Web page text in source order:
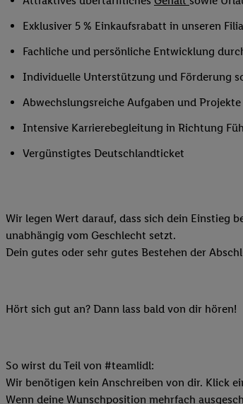
Exklusiver 5 % Einkaufsrabatt in unseren
Fachliche und persönliche Entwicklung
Individuelle Unterstützung und Förderung
Abwechslungsreiche Aufgaben und Projekte
Intensive Karrierebegleitung in Richtung
Vergünstigtes Deutschlandticket
Wir legen Wert darauf, dass sich dein Einstieg
unabhängig vom Geschlecht setzt.
Dein gutes oder sehr gutes Bestehen der
Hört sich gut an? Dann lass bald von dir hören!
So wirst du Teil von #teamlidl:
Wir benötigen kein Anschreiben von dir. Klick
Wenn deine Wunschposition mehrfach
in
Ihnen
Lidl-
Ihre